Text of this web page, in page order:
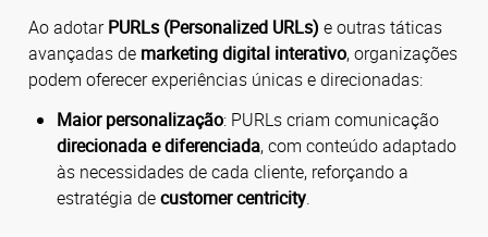
Ao adotarPURLs (Personalized URLs) e outras táticas
avançadas de marketing digital interativo, organizações
podem oferecer experiências únicas e direcionadas:
Maior personalização: PURLs criam comunicação
direcionada e diferenciada, com conteúdo adaptado
às necessidades de cada cliente, reforçando a
estratégia decustomer centricity.